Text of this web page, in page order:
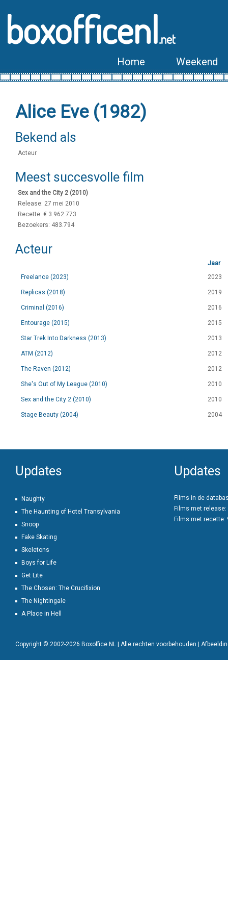
boxofficenl.net
Home Weekend
Alice Eve (1982)
Bekend als
Acteur
Meest succesvolle film
Sex and the City 2 (2010)
Release: 27 mei 2010
Recette: € 3.962.773
Bezoekers: 483.794
Acteur
Jaar
Freelance (2023)
2023
Replicas (2018) 2019
Criminal (2016) 2016
Entourage (2015) 2015
Star Trek Into Darkness (2013) 2013
ATM (2012) 2012
The Raven (2012) 2012
She's Out of My League (2010) 2010
Sex and the City 2 (2010) 2010
Stage Beauty (2004) 2004
Updates
Naughty
The Haunting of Hotel Transylvania
Snoop
Fake Skating
Skeletons
Boys for Life
Get Lite
The Chosen: The Crucifixion
The Nightingale
A Place in Hell
Updates
Films in de
Films met release:
Films met recette:
Copyright © 2002-2026 Boxoffice NL | Alle rechten voorbehouden |